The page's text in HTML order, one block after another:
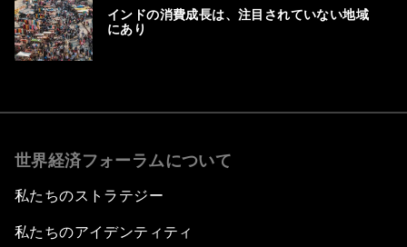
インドの消費成長は、注目されていない地域
にあり
世界経済フォーラムについて
私たちのストラテジー
私たちのアイデンティティ